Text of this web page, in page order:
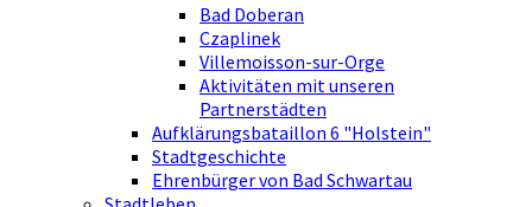
Bad Doberan
Czaplinek
Villemoisson-sur-Orge
Aktivitäten mit unseren
Partnerstädten
Aufklärungsbataillon 6 "Holstein"
Stadtgeschichte
Ehrenbürger von Bad Schwartau